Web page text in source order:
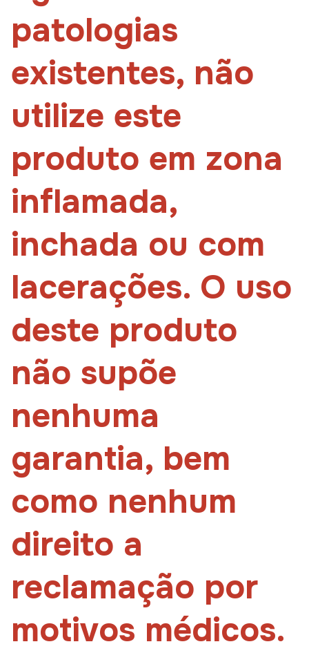
patologias
existentes, não
utilize este
produto em zona
inflamada,
inchada ou com
lacerações. O uso
deste produto
não supõe
nenhuma
garantia, bem
como nenhum
direito a
reclamação por
motivos médicos.